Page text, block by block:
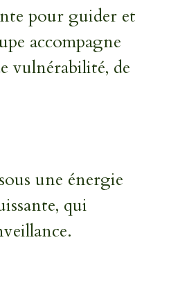
pour guider et
accompagne
vulnérabilité, de
une énergie
qui